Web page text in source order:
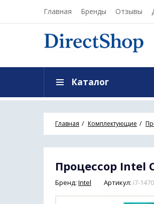
Главная Бренды Отзывы
Каталог
Главная Комплектующие
Процессор Intel
Бренд: Intel Артикул: i7-